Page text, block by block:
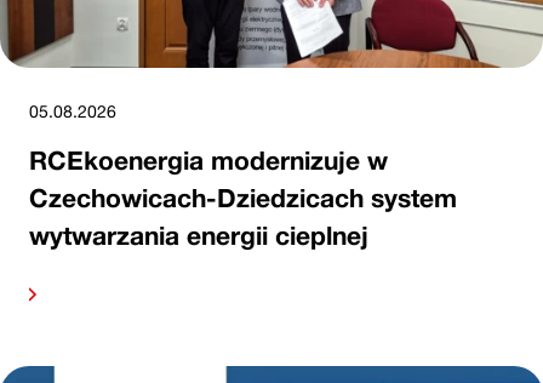
05.08.2026
RCEkoenergia modernizuje w
Czechowicach-Dziedzicach system
wytwarzania energii cieplnej